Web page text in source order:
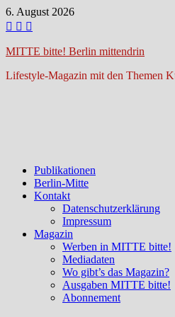
Zum
Inhalt
6. August 2026
MITTE bitte! Berlin mittendrin
Lifestyle-Magazin mit den Themen
Publikationen
Berlin-Mitte
Kontakt
Datenschutzerklärung
Impressum
Magazin
Werben in MITTE bitte!
Mediadaten
Wo gibt’s das Magazin?
Ausgaben MITTE bitte!
Abonnement